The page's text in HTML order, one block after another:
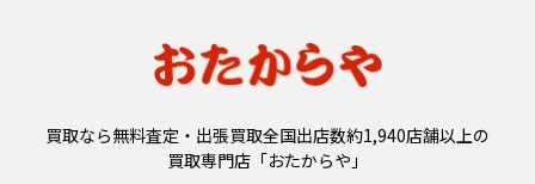
買取なら無料査定・出張買取全国出店数約1,940店舗以上の
買取専門店「おたからや」